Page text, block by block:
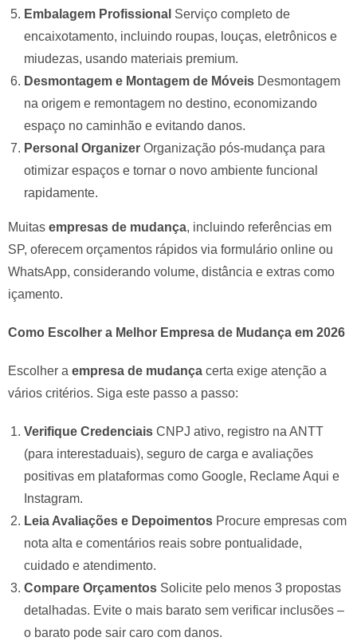
Embalagem Profissional Serviço completo de
encaixotamento, incluindo roupas, louças, eletrônicos e
miudezas, usando materiais premium.
Desmontagem e Montagem de Móveis Desmontagem
na origem e remontagem no destino, economizando
espaço no caminhão e evitando danos.
Personal Organizer Organização pós-mudança para
otimizar espaços e tornar o novo ambiente funcional
rapidamente.
Muitas empresas de mudança, incluindo referências em
SP, oferecem orçamentos rápidos via formulário online ou
WhatsApp, considerando volume, distância e extras como
içamento.
Como Escolher a Melhor Empresa de Mudança em 2026
Escolher a empresa de mudança certa exige atenção a
vários critérios. Siga este passo a passo:
Verifique Credenciais CNPJ ativo, registro na ANTT
(para interestaduais), seguro de carga e avaliações
positivas em plataformas como Google, Reclame Aqui e
Instagram.
Leia Avaliações e Depoimentos Procure empresas com
nota alta e comentários reais sobre pontualidade,
cuidado e atendimento.
Compare Orçamentos Solicite pelo menos 3 propostas
detalhadas. Evite o mais barato sem verificar inclusões –
o barato pode sair caro com danos.